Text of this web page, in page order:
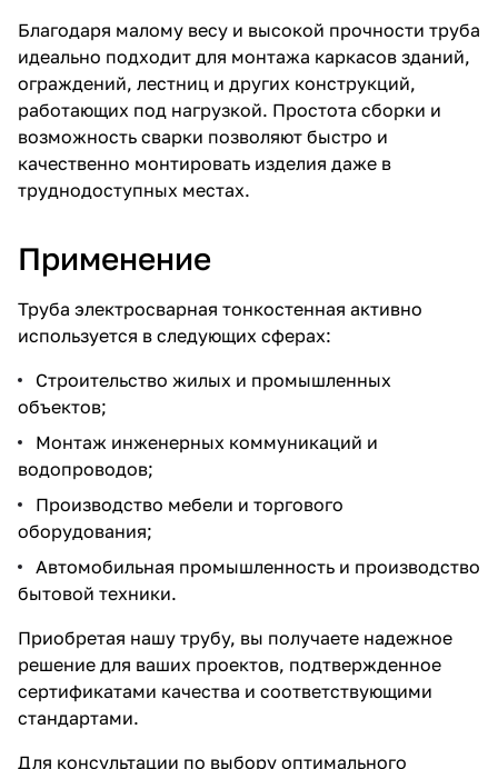
Благодаря малому весу и высокой прочности труба
идеально подходит для монтажа каркасов зданий,
ограждений, лестниц и других конструкций,
работающих под нагрузкой. Простота сборки и
возможность сварки позволяют быстро и
качественно монтировать изделия даже в
труднодоступных местах.
Применение
Труба электросварная тонкостенная активно
используется в следующих сферах:
Строительство жилых и промышленных
объектов;
Монтаж инженерных коммуникаций и
водопроводов;
Производство мебели и торгового
оборудования;
Автомобильная промышленность и производство
бытовой техники.
Приобретая нашу трубу, вы получаете надежное
решение для ваших проектов, подтвержденное
сертификатами качества и соответствующими
стандартами.
Для консультации по выбору оптимального